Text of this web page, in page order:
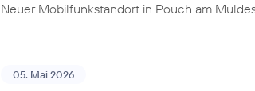
Neuer Mobilfunkstandort in Pouch am
05. Mai 2026